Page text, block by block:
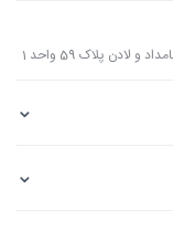
پلاک 59 واحد 1
⌄
⌄